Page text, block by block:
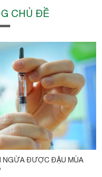
CHỦ ĐỀ
NGỪA ĐƯỢC ĐẬU MÙA